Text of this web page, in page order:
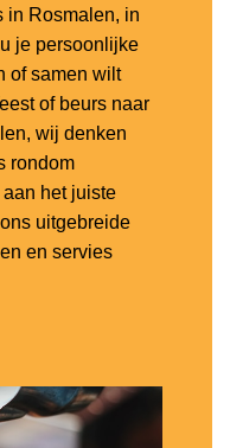
in Rosmalen, in
je persoonlijke
of samen wilt
of beurs naar
wij denken
rondom
het juiste
uitgebreide
en servies